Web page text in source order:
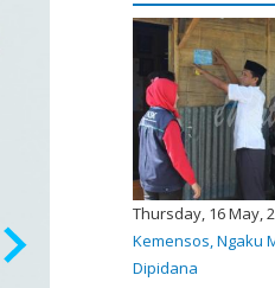
Thursday, 16 May,
Kemensos, Ngaku
Dipidana